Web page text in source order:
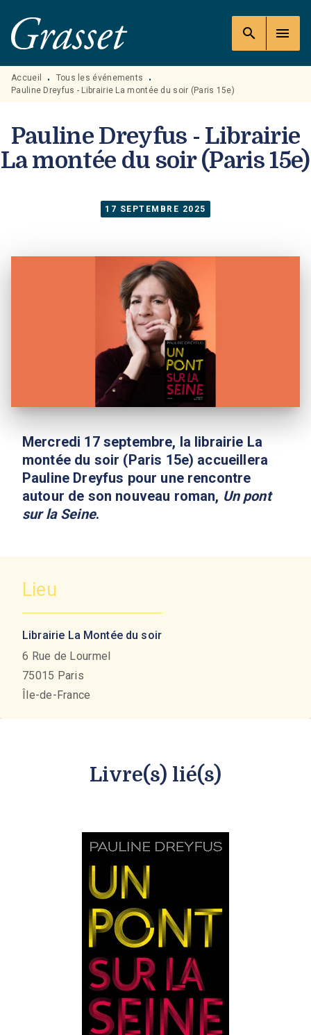
MENU RECHERCHE
PIED DE PAGE
search menu
Accueil • Tous les événements
•
Pauline Dreyfus - Librairie La montée du soir (Paris 15e)
Pauline Dreyfus - Librairie
La montée du soir (Paris 15e)
17 SEPTEMBRE 2025
Mercredi 17 septembre, la librairie La
montée du soir (Paris 15e) accueillera
Pauline Dreyfus pour une rencontre
autour de son nouveau roman, Un pont
sur la Seine.
Lieu
Librairie La Montée du soir
6 Rue de Lourmel
75015 Paris
Île-de-France
Livre(s) lié(s)